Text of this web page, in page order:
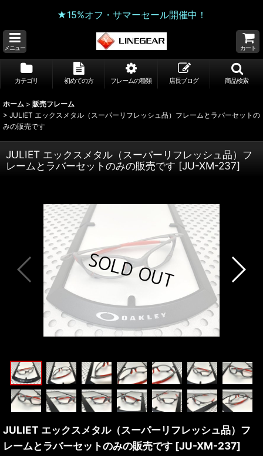
★15%オフ・サマーセール開催中！
メニュー カート
カテゴリ 初めての方 フレームの種類 店長ブログ 商品検索
ホーム > 販売フレーム
> JULIET エックスメタル（スーパーリフレッシュ品）フレームとラバーセットの
みの販売です
JULIET エックスメタル（スーパーリフレッシュ品）フ
レームとラバーセットのみの販売です [JU-XM-237]
JULIET エックスメタル（スーパーリフレッシュ品）フ
レームとラバーセットのみの販売です [JU-XM-237]